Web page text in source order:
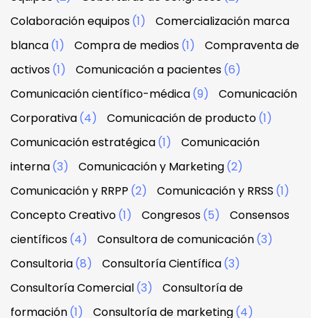
Colaboración equipos(1)
Comercialización marca
blanca(1) Compra de medios(1)
Compraventa de
activos(1) Comunicación a pacientes(6)
Comunicación científico-médica(9)
Comunicación
Corporativa(4) Comunicación de producto(1)
Comunicación estratégica(1)
Comunicación
interna(3) Comunicación y Marketing(2)
Comunicación y RRPP (2) Comunicación y RRSS (1)
Concepto Creativo(1) Congresos(5)
Consensos
científicos(4) Consultora de comunicación(3)
Consultoria(8) Consultoría Científica(3)
Consultoría Comercial(3)
Consultoría de
formación(1) Consultoría de marketing(4)